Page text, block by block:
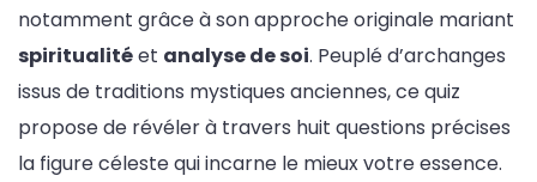
notamment grâce à son approche originale mariant
spiritualitéet analyse de soi. Peuplé d’archanges
issus de traditions mystiques anciennes, ce quiz
propose de révéler à travers huit questions précises
la figure céleste qui incarne le mieux votre essence.